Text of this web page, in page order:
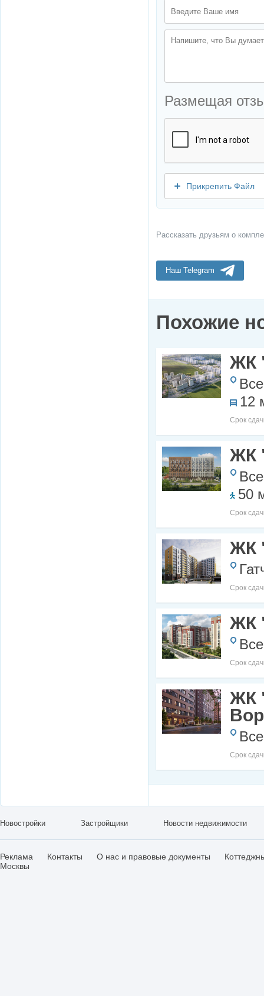
Размещая
Прикрепить Файл
Рассказать друзьям о
Наш Telegram
Похожие
ЖК
12
Срок
ЖК
50
Срок
ЖК
Срок
ЖК
Срок
ЖК
Срок
Новостройки Застройщики Новости недвижимости
Реклама Контакты О нас и правовые документы
Москвы